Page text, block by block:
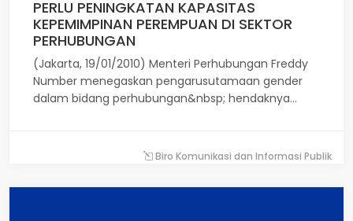
PERLU PENINGKATAN KAPASITAS
KEPEMIMPINAN PEREMPUAN DI SEKTOR
PERHUBUNGAN
(Jakarta, 19/01/2010) Menteri Perhubungan Freddy
Number menegaskan pengarusutamaan gender
dalam bidang perhubungan&nbsp; hendaknya
terhadap perempuan dalam pembangunan harus
yang memberikan pelayanan kepada masyarakat.
Biro Komunikasi dan Informasi Publik